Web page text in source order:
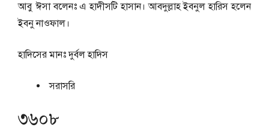
আবু ঈসা বলেনঃ এ হাদীসটি হাসান। আবদুল্লাহ ইবনুল হারিস হলেন
ইবনু নাওফাল।
হাদিসের মানঃদুর্বল হাদিস
সরাসরি
৩৬০৮